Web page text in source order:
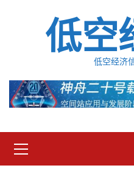
低空
低空经济
Menu